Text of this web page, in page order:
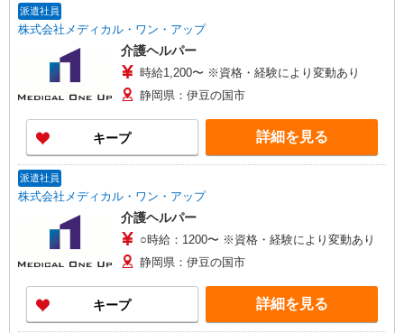
派遣社員
株式会社メディカル・ワン・アップ
介護ヘルパー
時給1,200〜 ※資格・経験により変動あり
静岡県：伊豆の国市
キープ 詳細を見る
派遣社員
株式会社メディカル・ワン・アップ
介護ヘルパー
○時給：1200〜 ※資格・経験により変動あり
静岡県：伊豆の国市
キープ 詳細を見る